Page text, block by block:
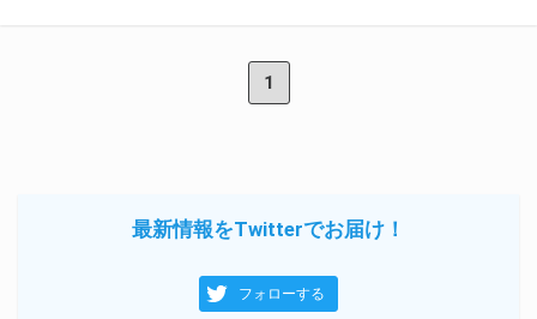
1
最新情報をTwitterでお届け！
フォローする